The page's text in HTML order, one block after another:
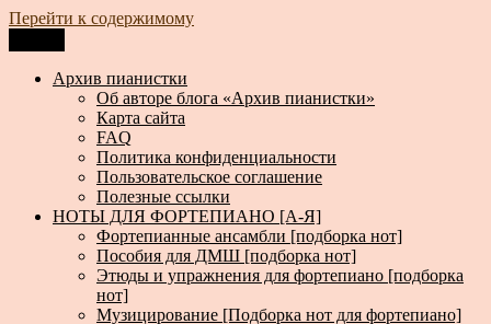
Перейти к содержимому
Архив пианистки
Всё для пианистов: ноты, книги, музыка, статьи…
Архив пианистки
Об авторе блога «Архив пианистки»
Карта сайта
FAQ
Политика конфиденциальности
Пользовательское соглашение
Полезные ссылки
НОТЫ ДЛЯ ФОРТЕПИАНО [А-Я]
Фортепианные ансамбли [подборка нот]
Пособия для ДМШ [подборка нот]
Этюды и упражнения для фортепиано [подборка
нот]
Музицирование [Подборка нот для фортепиано]